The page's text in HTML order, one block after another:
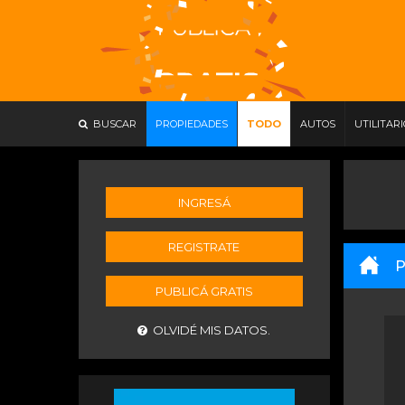
BUSCAR PROPIEDADES TODO AUTOS
INGRESÁ
REGISTRATE
PUBLICÁ GRATIS
OLVIDÉ MIS DATOS.